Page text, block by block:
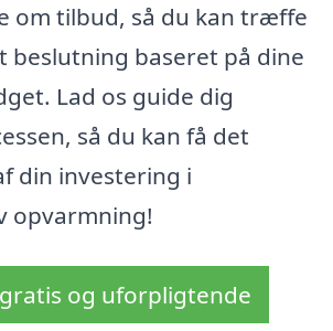
om tilbud, så du kan træffe
beslutning baseret på dine
Lad os guide dig
så du kan få det
din investering i
opvarmning!
og uforpligtende